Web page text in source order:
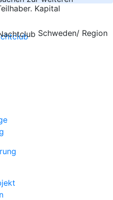
Kapital
Schweden/ Region